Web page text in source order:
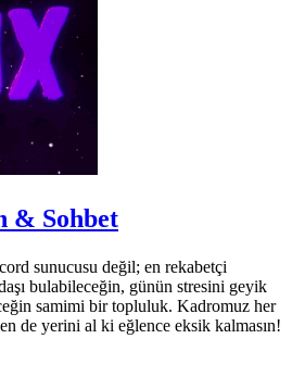
& Sohbet
sunucusu değil; en rekabetçi
bulabileceğin, günün stresini geyik
samimi bir topluluk. Kadromuz her
de yerini al ki eğlence eksik kalmasın!